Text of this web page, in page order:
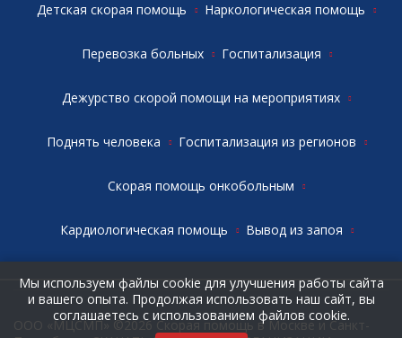
Мы используем файлы cookie для улучшения работы сайта
и вашего опыта. Продолжая использовать наш сайт, вы
соглашаетесь с использованием файлов cookie.
Детская скорая помощь Наркологическая помощь
Перевозка больных Госпитализация
Дежурство скорой помощи на мероприятиях
Поднять человека Госпитализация из регионов
Скорая помощь онкобольным
Кардиологическая помощь Вывод из запоя
ООО «МЦСМП» ©2026 Скорая помощь в Москве и Санкт-